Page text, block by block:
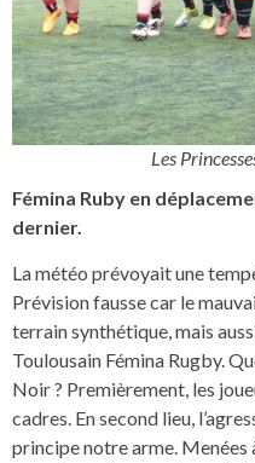
Les
Fémina Ruby en
dernier.
La météo prévoyait une
Prévision fausse car le
terrain synthétique, mais
Toulousain Fémina Rugby.
Noir ? Premièrement, les
cadres. En second lieu,
principe notre arme. Menées